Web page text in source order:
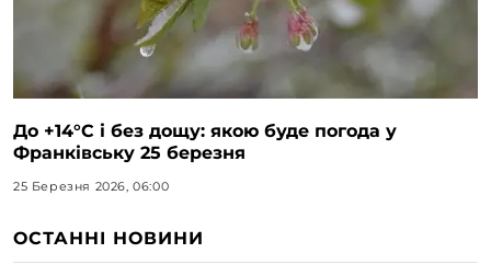
До +14°C і без дощу: якою буде погода у
Франківську 25 березня
25 Березня 2026, 06:00
ОСТАННІ НОВИНИ